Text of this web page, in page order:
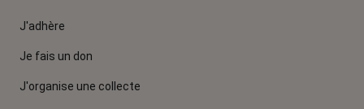
J'adhère
Je fais un don
J'organise une collecte